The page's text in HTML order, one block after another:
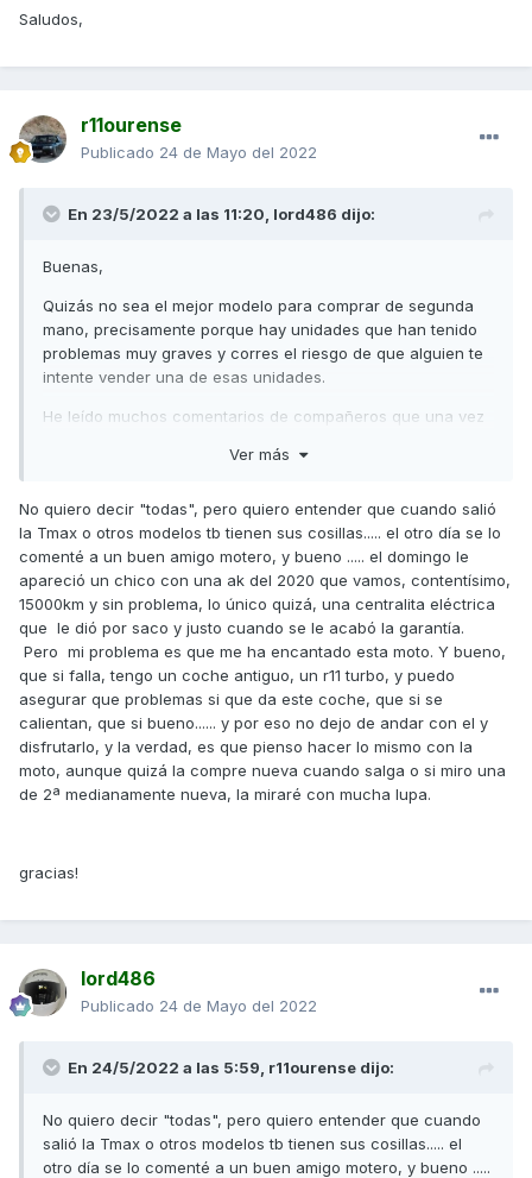
Saludos,
r11ourense
Publicado 24 de Mayo del 2022
En 23/5/2022 a las 11:20, lord486 dijo:
Buenas,
Quizás no sea el mejor modelo para comprar de segunda
mano, precisamente porque hay unidades que han tenido
problemas muy graves y corres el riesgo de que alguien te
intente vender una de esas unidades.
He leído muchos comentarios de compañeros que una vez
embrague o cambio de motor), han vendido inmediatamente
problema fuera de garantía.
Seguro que hay en le mercado de segunda mano muchas
más unidades sin problemas que las que han tenido (o aún
tienen) fallos, pero es una lotería y eso hace que su
depreciación sea muy alta.
También he leído los comentarios de los compañeros que
están encantados con sus AK, pero aunque a mí también
me gusta mucho, dudo que me arriesgase a comprar una
de segunda mano. Sin embargo, si fuese nueva, no lo
dudaría.
Saludos,
Ver más
No quiero decir "todas", pero quiero entender que cuando salió
la Tmax o otros modelos tb tienen sus cosillas..... el otro día se lo
comenté a un buen amigo motero, y bueno ..... el domingo le
apareció un chico con una ak del 2020 que vamos, contentísimo,
15000km y sin problema, lo único quizá, una centralita eléctrica
que le dió por saco y justo cuando se le acabó la garantía.
Pero mi problema es que me ha encantado esta moto. Y bueno,
que si falla, tengo un coche antiguo, un r11 turbo, y puedo
asegurar que problemas si que da este coche, que si se
calientan, que si bueno...... y por eso no dejo de andar con el y
disfrutarlo, y la verdad, es que pienso hacer lo mismo con la
moto, aunque quizá la compre nueva cuando salga o si miro una
de 2ª medianamente nueva, la miraré con mucha lupa.
gracias!
lord486
Publicado 24 de Mayo del 2022
En 24/5/2022 a las 5:59, r11ourense dijo:
No quiero decir "todas", pero quiero entender que cuando
salió la Tmax o otros modelos tb tienen sus cosillas..... el
otro día se lo comenté a un buen amigo motero, y bueno .....